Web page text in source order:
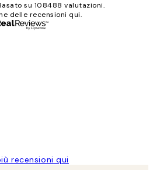
su 108488 valutazioni.
delle recensioni qui.
recensioni qui